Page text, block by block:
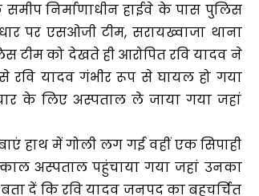
निर्माणाधीन हाईवे के पास पुलिस
पर एसओजी टीम, सरायख्वाजा थाना
टीम को देखते ही आरोपित रवि यादव ने
रवि यादव गंभीर रूप से घायल हो गया
के लिए अस्पताल ले जाया गया जहां
हाथ में गोली लग गई वहीं एक सिपाही
अस्पताल पहुंचाया गया जहां उनका
दें कि रवि यादव जनपद का बहुचर्चित